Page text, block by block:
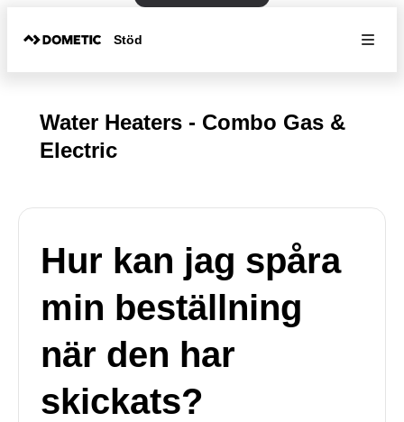
Stöd
Water Heaters - Combo Gas &
Electric
Hur kan jag spåra
min beställning
när den har
skickats?